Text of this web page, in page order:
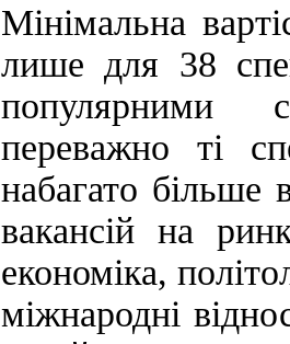
Мінімальна
лише для 38
популярними
переважно ті
набагато більше
вакансій на
економіка,
міжнародні